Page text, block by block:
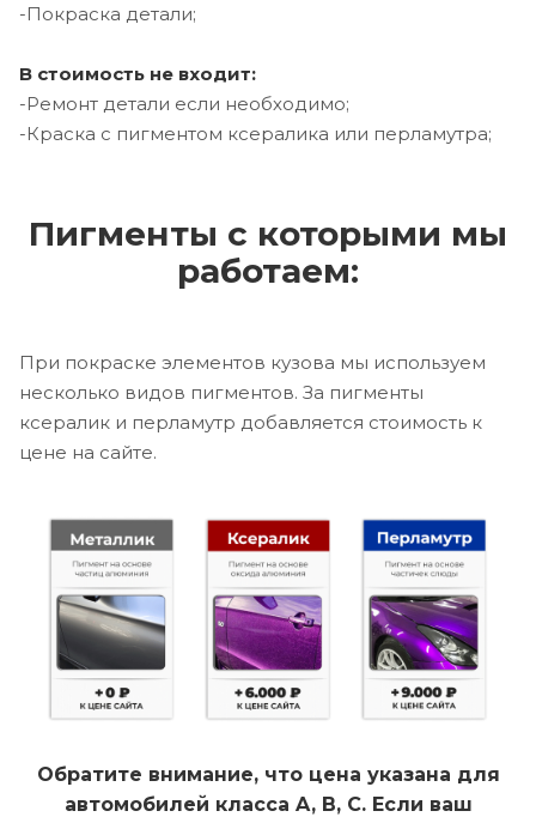
-Покраска детали;
В стоимость не входит:
-Ремонт детали если необходимо;
-Краска с пигментом ксералика или перламутра;
Пигменты с которыми мы
работаем:
При покраске элементов кузова мы используем
несколько видов пигментов. За пигменты
ксералик и перламутр добавляется стоимость к
цене на сайте.
Обратите внимание, что цена указана для
автомобилей класса A, B, C. Если ваш